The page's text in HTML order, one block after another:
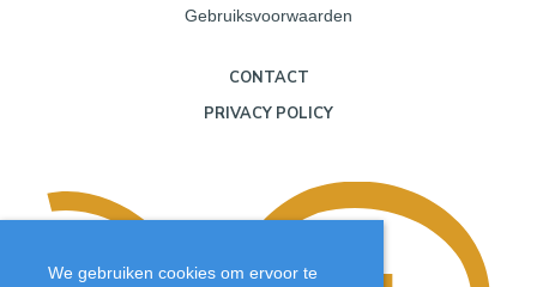
Gebruiksvoorwaarden
CONTACT
PRIVACY POLICY
We gebruiken cookies om ervoor te